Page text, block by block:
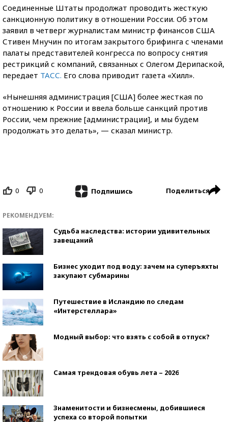
Соединенные Штаты продолжат проводить жесткую
санкционную политику в отношении России. Об этом
заявил в четверг журналистам министр финансов США
Стивен Мнучин по итогам закрытого брифинга с членами
палаты представителей конгресса по вопросу снятия
рестрикций с компаний, связанных с Олегом Дерипаской,
передает ТАСС. Его слова приводит газета «Хилл».
«Нынешняя администрация [США] более жесткая по
отношению к России и ввела больше санкций против
России, чем прежние [администрации], и мы будем
продолжать это делать», — сказал министр.
0 0 Подпишись Поделиться
РЕКОМЕНДУЕМ:
Судьба наследства: истории удивительных
завещаний
Бизнес уходит под воду: зачем на суперъяхты
закупают субмарины
Путешествие в Исландию по следам
«Интерстеллара»
Модный выбор: что взять с собой в отпуск?
Самая трендовая обувь лета – 2026
Знаменитости и бизнесмены, добившиеся
успеха со второй попытки